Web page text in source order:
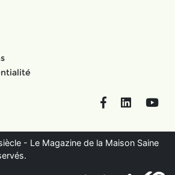
FacebookLinkedIn
- Le Magazine de la Maison Saine